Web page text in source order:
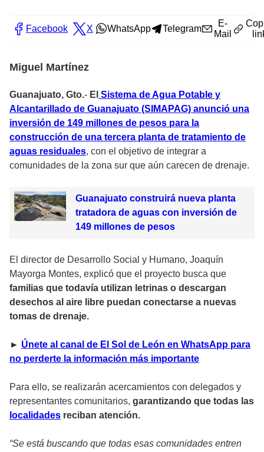
Facebook X WhatsApp Telegram
E-
Mail
Miguel Martínez
Guanajuato, Gto.- El Sistema de Agua Potable y
Alcantarillado de Guanajuato (SIMAPAG) anunció una
inversión de 149 millones de pesos para la
construcción de una tercera planta de tratamiento de
aguas residuales, con el objetivo de integrar a
comunidades de la zona sur que aún carecen de drenaje.
Guanajuato construirá nueva planta
tratadora de aguas con inversión de
149 millones de pesos
El director de Desarrollo Social y Humano, Joaquín
Mayorga Montes, explicó que el proyecto busca que
familias que todavía utilizan letrinas o descargan
desechos al aire libre puedan conectarse a nuevas
tomas de drenaje.
► Únete al canal de El Sol de León en WhatsApp para
no perderte la información más importante
Para ello, se realizarán acercamientos con delegados y
representantes comunitarios, garantizando que todas las
localidades reciban atención.
“Se está buscando que todas esas comunidades entren